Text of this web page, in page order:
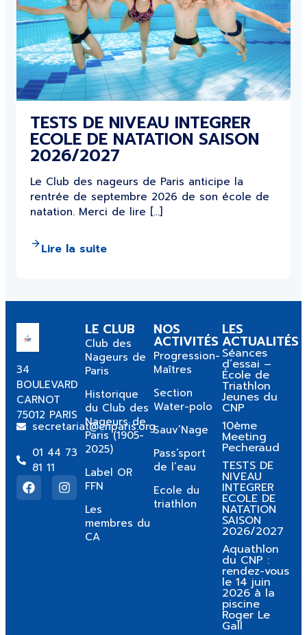
TESTS DE NIVEAU INTEGRER
ECOLE DE NATATION SAISON
2026/2027
Le Club des nageurs de Paris anticipe la
rentrée de septembre 2026 de son école de
natation. Merci de lire […]
Lire la suite
34
BOULEVARD
CARNOT
75012 PARIS
secretariat@cnparis.org
01 44 73
81 11
LE CLUB
Club des
Nageurs de
Paris
Historique
du Club des
Nageurs de
Paris (1905-
2025)
Label OR
FFN
Les
membres du
CA
NOS
ACTIVITÉS
Progression-
Maîtres
Section
Water-polo
Sauv’Nage
Pass’sport
de l’eau
Ecole du
triathlon
LES
ACTUALITÉS
Séances
d’essai –
École de
Triathlon
Jeunes du
CNP
10ème
Meeting
Pecheraud
TESTS DE
NIVEAU
INTEGRER
ECOLE DE
NATATION
SAISON
2026/2027
Aquathlon
du CNP :
rendez-vous
le 14 juin
2026 à la
piscine
Roger Le
Gall